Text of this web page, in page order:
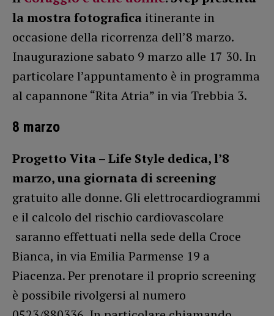
la mostra fotografica itinerante in
occasione della ricorrenza dell’8 marzo.
Inaugurazione sabato 9 marzo alle 17 30. In
particolare l’appuntamento è in programma
al capannone “Rita Atria” in via Trebbia 3.
8 marzo
Progetto Vita – Life Style dedica, l’8
marzo, una giornata di screening
gratuito alle donne. Gli elettrocardiogrammi
e il calcolo del rischio cardiovascolare
saranno effettuati nella sede della Croce
Bianca, in via Emilia Parmense 19 a
Piacenza. Per prenotare il proprio screening
è possibile rivolgersi al numero